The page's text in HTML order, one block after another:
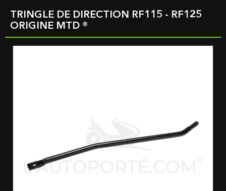
TRINGLE DE DIRECTION RF115 - RF125
ORIGINE MTD ®